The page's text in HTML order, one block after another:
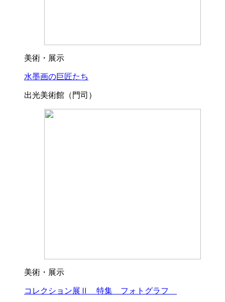
美術・展示
水墨画の巨匠たち
出光美術館（門司）
美術・展示
コレクション展Ⅱ 特集 フォトグラフ